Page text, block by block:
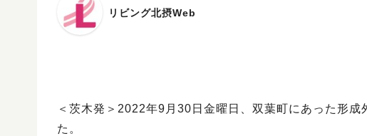
リビング北摂Web
＜茨木発＞2022年9月30日金曜日、双葉町にあった形
た。